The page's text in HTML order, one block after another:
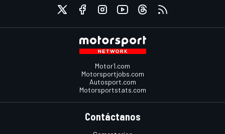
Motor1.com
Motorsportjobs.com
Autosport.com
Motorsportstats.com
Contáctanos